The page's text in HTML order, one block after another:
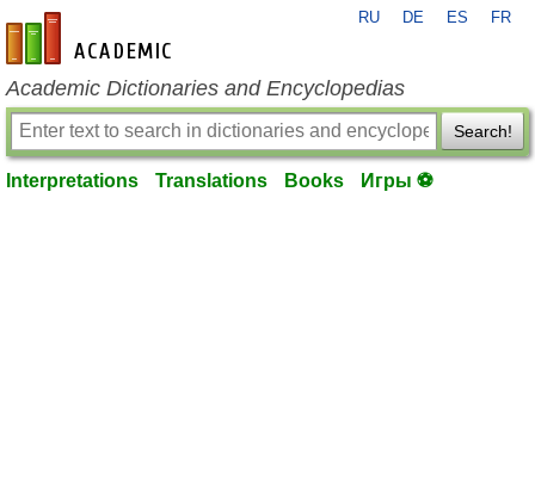
en-academic.com
RU DE ES FR
Academic Dictionaries and Encyclopedias
Search!
Interpretations Translations Books Игры ⚽